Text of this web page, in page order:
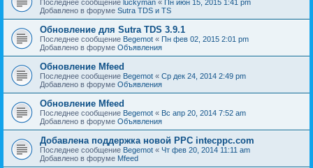
Последнее сообщение luckyman « Пн июн 15, 2015 1:41 pm
Добавлено в форуме Sutra TDS и TS
Обновление для Sutra TDS 3.9.1
Последнее сообщение Begemot « Пн фев 02, 2015 2:01 pm
Добавлено в форуме Объявления
Обновление Mfeed
Последнее сообщение Begemot « Ср дек 24, 2014 2:49 pm
Добавлено в форуме Объявления
Обновление Mfeed
Последнее сообщение Begemot « Вс апр 20, 2014 7:52 am
Добавлено в форуме Объявления
Добавлена поддержка новой PPC intecppc.com
Последнее сообщение Begemot « Чт фев 20, 2014 11:11 am
Добавлено в форуме Mfeed